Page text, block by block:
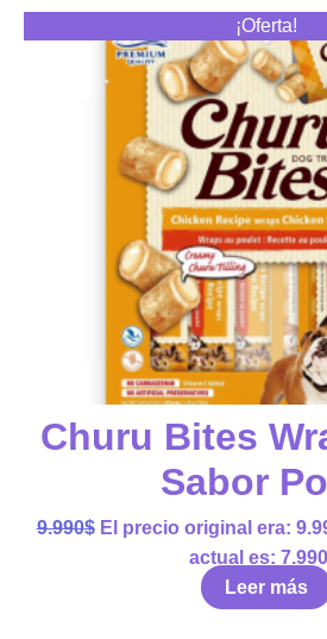
¡Oferta!
Churu Bites
Sabor
9.990$ El precio original era:
actual es:
Leer más